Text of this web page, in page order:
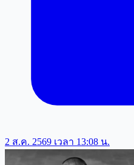
2 ส.ค. 2569 เวลา 13:08 น.